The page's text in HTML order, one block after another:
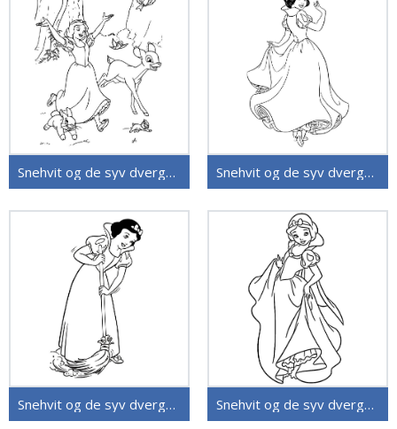
Snehvit og de syv dvergene (24) Snehvit og de syv dvergene (22)
Snehvit og de syv dvergene (23) Snehvit og de syv dvergene (20)